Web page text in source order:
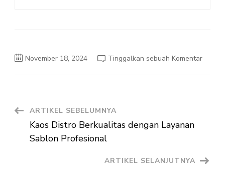
November 18, 2024 Tinggalkan sebuah Komentarpada
Navigasi
Artikel
ARTIKEL SEBELUMNYA
Kaos Distro Berkualitas dengan Layanan
Sablon Profesional
ARTIKEL SELANJUTNYA